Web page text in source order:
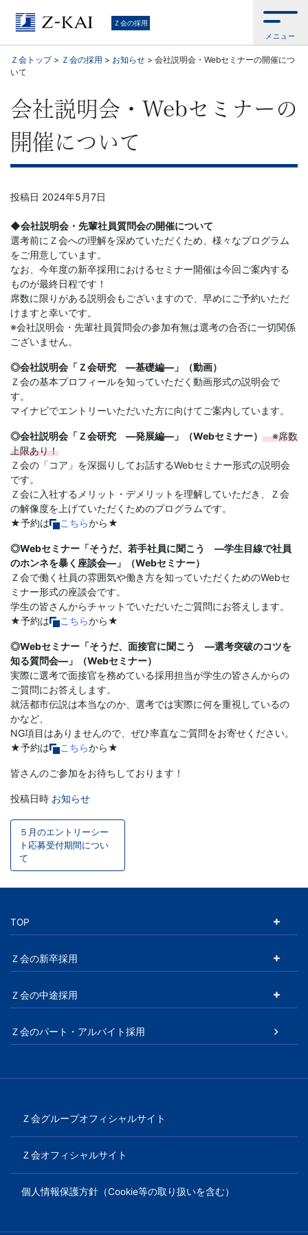
Ｚ
会
の
採
用
た
め
の
Web
サ
イ
ト
Ｚ会の採用
メニュー
Ｚ会トップ> Ｚ会の採用 > お知らせ > 会社説明会・Webセミナーの開催につ
いて
会社説明会・Webセミナーの
開催について
投稿日 2024年5月7日
◆会社説明会・先輩社員質問会の開催について
選考前にＺ会への理解を深めていただくため、様々なプログラム
をご用意しています。
なお、今年度の新卒採用におけるセミナー開催は今回ご案内する
ものが最終日程です！
席数に限りがある説明会もございますので、早めにご予約いただ
けますと幸いです。
※会社説明会・先輩社員質問会の参加有無は選考の合否に一切関係
ございません。
◎会社説明会「Ｚ会研究 ―基礎編―」（動画）
Ｚ会の基本プロフィールを知っていただく動画形式の説明会で
す。
マイナビでエントリーいただいた方に向けてご案内しています。
◎会社説明会「Ｚ会研究 ―発展編―」（Webセミナー）
※席数
上限あり！
Ｚ会の「コア」を深掘りしてお話するWebセミナー形式の説明会
です。
Ｚ会に入社するメリット・デメリットを理解していただき、Ｚ会
の解像度を上げていただくためのプログラムです。
★予約は
こちらから★
◎Webセミナー「そうだ、若手社員に聞こう ―学生目線で社員
のホンネを暴く座談会―」（Webセミナー）
Ｚ会で働く社員の雰囲気や働き方を知っていただくためのWebセ
ミナー形式の座談会です。
学生の皆さんからチャットでいただいたご質問にお答えします。
★予約は
こちらから★
◎Webセミナー「そうだ、面接官に聞こう ―選考突破のコツを
知る質問会―」（Webセミナー）
実際に選考で面接官を務めている採用担当が学生の皆さんからの
ご質問にお答えします。
就活都市伝説は本当なのか、選考では実際に何を重視しているの
かなど、
NG項目はありませんので、ぜひ率直なご質問をお寄せください。
★予約は
こちらから★
皆さんのご参加をお待ちしております！
投稿日時 お知らせ
投
稿
ナ
ビ
ゲ
ー
シ
ョ
５月のエントリーシー
ト応募受付期間につい
て
TOP
Ｚ会の新卒採用
Ｚ会の中途採用
Ｚ会のパート・アルバイト採用
Ｚ会グループオフィシャルサイト
Ｚ会オフィシャルサイト
個人情報保護方針（Cookie等の取り扱いを含む）